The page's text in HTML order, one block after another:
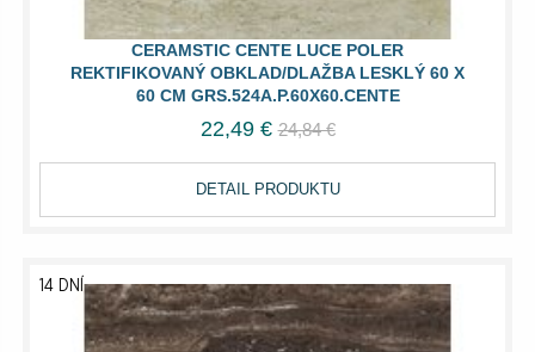
CERAMSTIC CENTE LUCE POLER
REKTIFIKOVANÝ OBKLAD/DLAŽBA LESKLÝ 60 X
60 CM GRS.524A.P.60X60.CENTE
22,49 € 24,84 €
DETAIL PRODUKTU
14 DNÍ